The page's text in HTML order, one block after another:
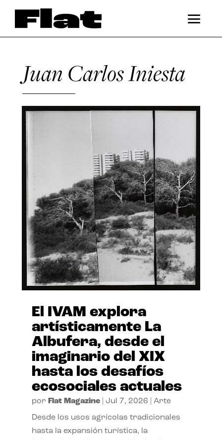
Juan Carlos Iniesta
El IVAM explora
artísticamente La
Albufera, desde el
imaginario del XIX
hasta los desafíos
ecosociales actuales
por Flat Magazine| Jul 7, 2026 Arte
Desde los usos agrícolas tradicionales
hasta la expansión turística, la